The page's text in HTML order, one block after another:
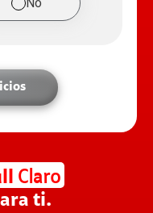
Claro
ti.